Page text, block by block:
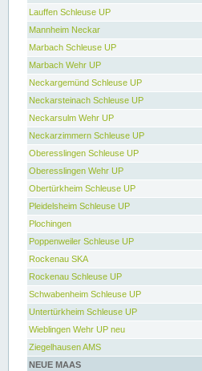
Lauffen Schleuse UP
Mannheim Neckar
Marbach Schleuse UP
Marbach Wehr UP
Neckargemünd Schleuse UP
Neckarsteinach Schleuse UP
Neckarsulm Wehr UP
Neckarzimmern Schleuse UP
Oberesslingen Schleuse UP
Oberesslingen Wehr UP
Obertürkheim Schleuse UP
Pleidelsheim Schleuse UP
Plochingen
Poppenweiler Schleuse UP
Rockenau SKA
Rockenau Schleuse UP
Schwabenheim Schleuse UP
Untertürkheim Schleuse UP
Wieblingen Wehr UP neu
Ziegelhausen AMS
NEUE MAAS